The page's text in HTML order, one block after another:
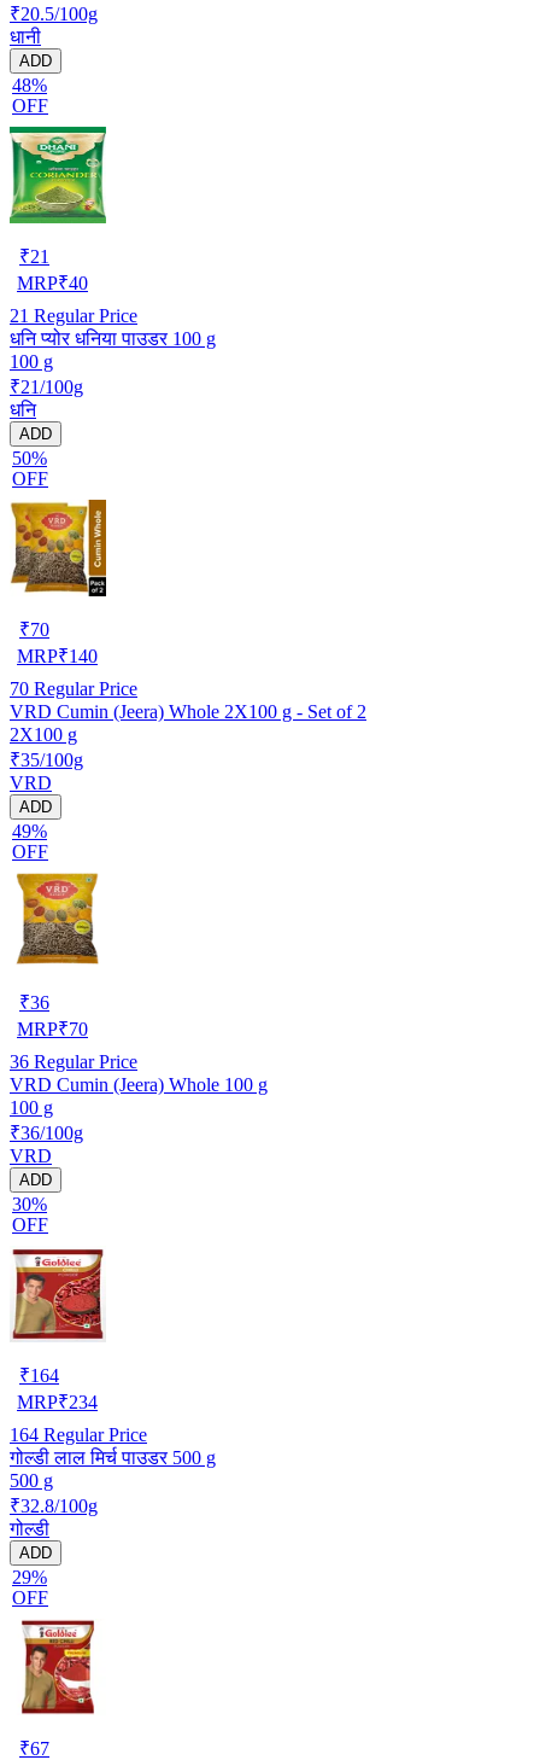
₹20.5/100g
धानी
ADD
48%
OFF
₹21
MRP₹40
21 Regular Price
धनि प्योर धनिया पाउडर 100 g
100 g
₹21/100g
धनि
ADD
50%
OFF
₹70
MRP₹140
70 Regular Price
VRD Cumin (Jeera) Whole 2X100 g - Set of 2
2X100 g
₹35/100g
VRD
ADD
49%
OFF
₹36
MRP₹70
36 Regular Price
VRD Cumin (Jeera) Whole 100 g
100 g
₹36/100g
VRD
ADD
30%
OFF
₹164
MRP₹234
164 Regular Price
गोल्डी लाल मिर्च पाउडर 500 g
500 g
₹32.8/100g
गोल्डी
ADD
29%
OFF
₹67